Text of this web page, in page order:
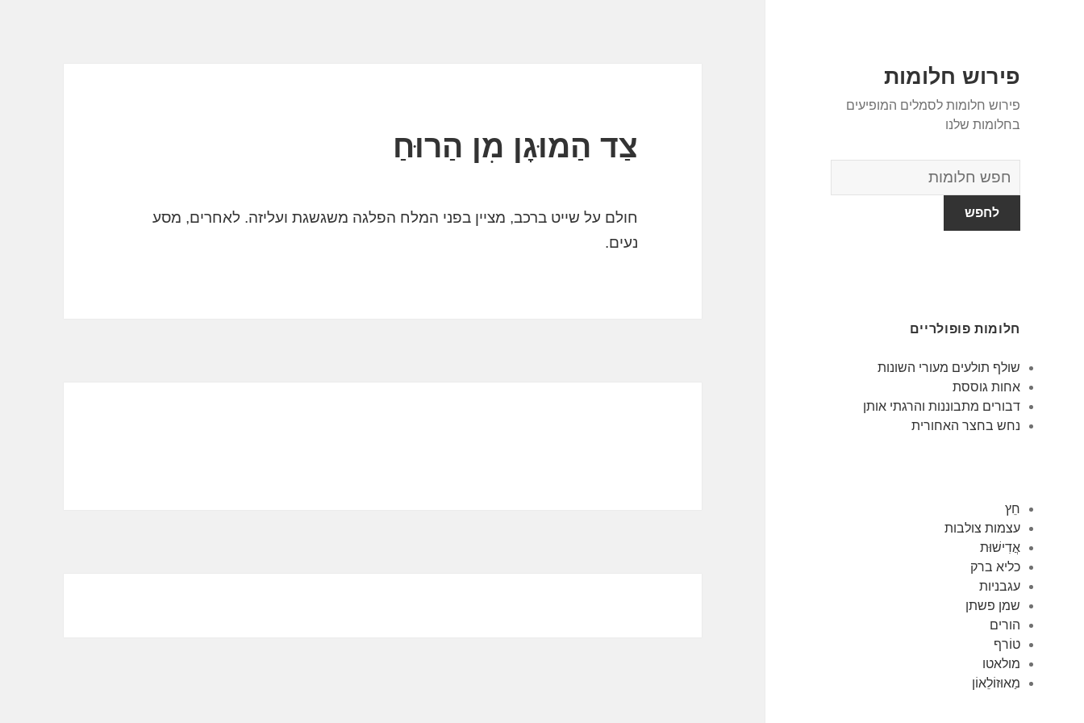
פירוש חלומות
פירוש חלומות לסמלים המופיעים
בחלומות שלנו
מילון
החלומות
חלומות פופולריים
שולף תולעים מעורי השונות
אחות גוססת
דבורים מתבוננות והרגתי אותן
נחש בחצר האחורית
חֵץ
עצמות צולבות
אֲדִישׁוּת
כליא ברק
עגבניות
שמן פשתן
הורים
טוֹרף
מולאטו
מַאוּזוֹלֵאוֹן
צַד הַמוּגָן מִן הַרוּחַ
חולם על שייט ברכב, מציין בפני המלח הפלגה משגשגת ועליזה. לאחרים, מסע
נעים.